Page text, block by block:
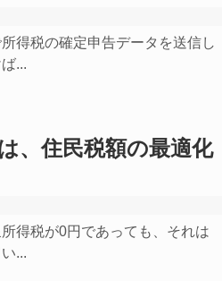
得税の確定申告データを送信し
...
、住民税額の最適化
得税が0円であっても、それは
...